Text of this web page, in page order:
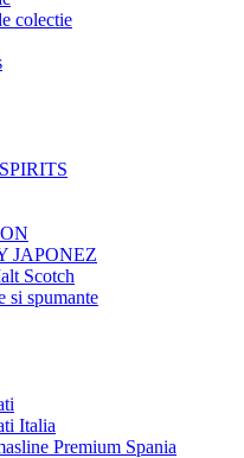
colectie
JAPONEZ
Scotch
si spumante
Italia
Premium Spania